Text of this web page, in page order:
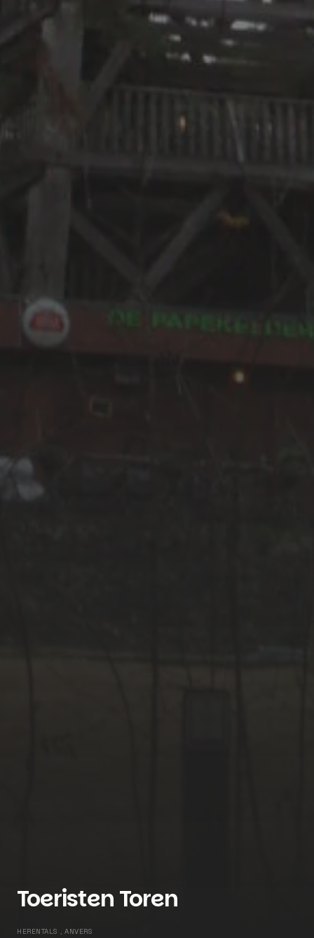
Toeristen Toren
HERENTALS , ANVERS